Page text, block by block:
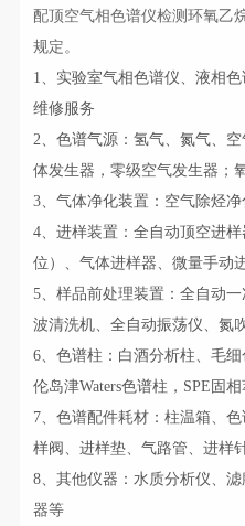
配顶空气相色谱仪检测环氧乙
规定。
1、实验室气相色谱仪、液相
维修服务
2、色谱气源：氢气、氮气、
体发生器，零级空气发生器；
3、气体净化装置：空气除烃
4、进样装置：全自动顶空进
位）、气体进样器、微量手动
5、样品前处理装置：全自动
波清洗机、全自动振荡仪、氮
6、色谱柱：白酒分析柱、毛
伦岛津Waters色谱柱，SPE固
7、色谱配件耗材：柱温箱、
样阀、进样垫、气路管、进样
8、其他仪器：水质分析仪、
器等